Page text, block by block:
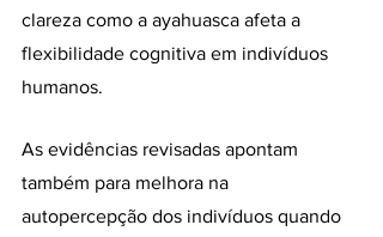
clareza como a ayahuasca afeta a
flexibilidade cognitiva em indivíduos
humanos.
As evidências revisadas apontam
também para melhora na
autopercepção dos indivíduos quando